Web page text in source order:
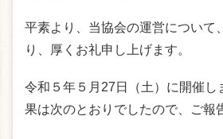
平素より、当協会の運営について
り、厚くお礼申し上げます。
令和５年５月27日（土）に開催し
果は次のとおりでしたので、ご報